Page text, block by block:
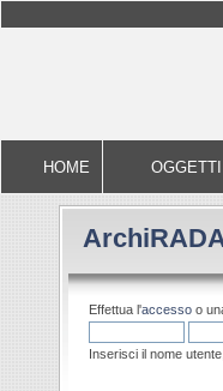
HOME
Effettua l'accesso o
Inserisci il nome